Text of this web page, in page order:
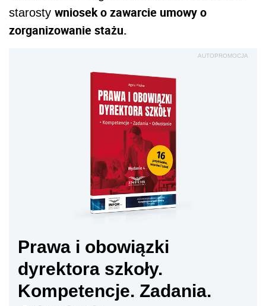
starosty wniosek o zawarcie umowy o
zorganizowanie stażu.
AUTOPROMOCJA
Prawa i obowiązki
dyrektora szkoły.
Kompetencje. Zadania.